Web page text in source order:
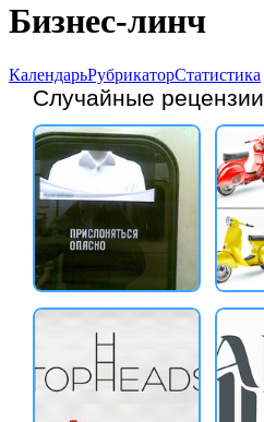
Бизнес-линч
КалендарьРубрикаторСтатистика
Случайные рецензии